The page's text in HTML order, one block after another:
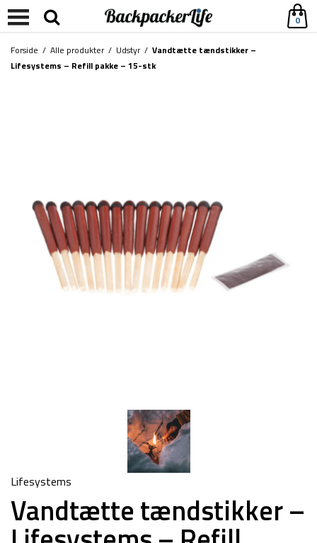
0
Forside / Alle produkter/ Udstyr/ Vandtætte tændstikker –
Lifesystems – Refill pakke – 15-stk
Lifesystems
Vandtætte tændstikker –